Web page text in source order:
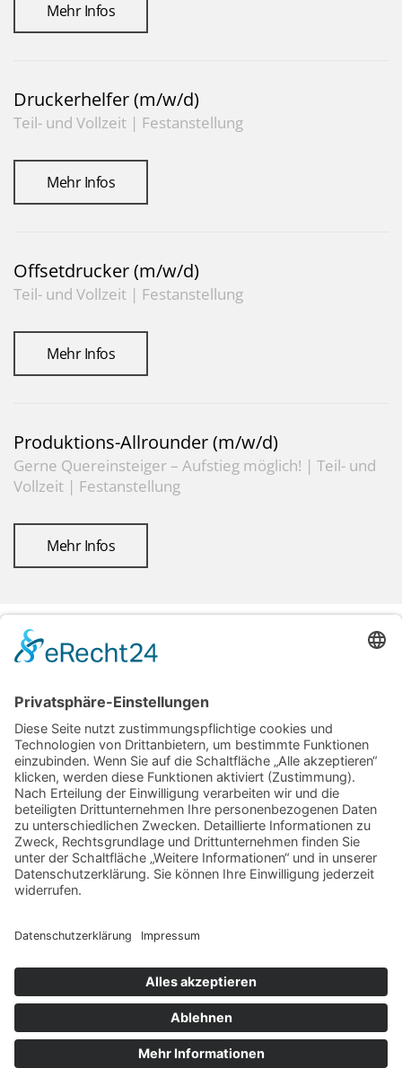
Mehr Infos
Druckerhelfer (m/w/d)
Teil- und Vollzeit | Festanstellung
Mehr Infos
Offsetdrucker (m/w/d)
Teil- und Vollzeit | Festanstellung
Mehr Infos
Produktions-Allrounder (m/w/d)
Gerne Quereinsteiger – Aufstieg möglich! | Teil- und
Vollzeit | Festanstellung
Mehr Infos
Wir haben Dein Interesse geweckt? Wir
freuen uns auf Deine Bewerbung!
Direkt online bewerben
Kontakt
© 2025 – Merkle Druck+Service GmbH & Co. KG
Impressum Datenschutz